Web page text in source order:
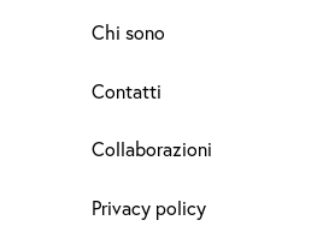
Chi sono
Contatti
Collaborazioni
Privacy policy